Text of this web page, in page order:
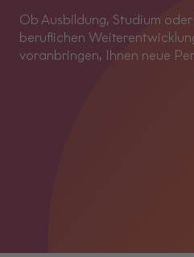
Ob Ausbildung, Studium
beruflichen
voranbringen, Ihnen neue